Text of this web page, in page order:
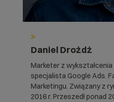
>
Daniel Drożdż
Marketer z
specjalista Google Ads.
Marketingu. Związany z
2016 r. Przeszedł ponad